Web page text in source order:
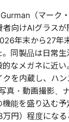
（マーク
者向けAIグラスが
年末から27年
同製品は日常生
なメガネに近い
クを内蔵し、ハン
真・動画撮影、
能を盛り込む予
円）程度になる